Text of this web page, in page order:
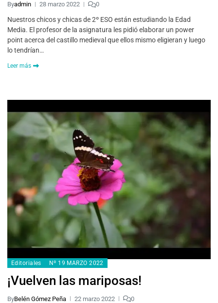
Byadmin 28 marzo 2022 0
Nuestros chicos y chicas de 2º ESO están estudiando la Edad
Media. El profesor de la asignatura les pidió elaborar un power
point acerca del castillo medieval que ellos mismo eligieran y luego
lo tendrían…
Leer más
Editoriales Nº 19 MARZO 2022
¡Vuelven las mariposas!
ByBelén Gómez Peña 22 marzo 2022 0